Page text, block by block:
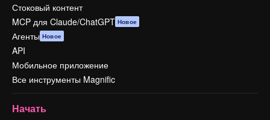
Стоковый контент
MCP для Claude/ChatGPT Новое
Агенты Новое
API
Мобильное приложение
Все инструменты Magnific
Начать